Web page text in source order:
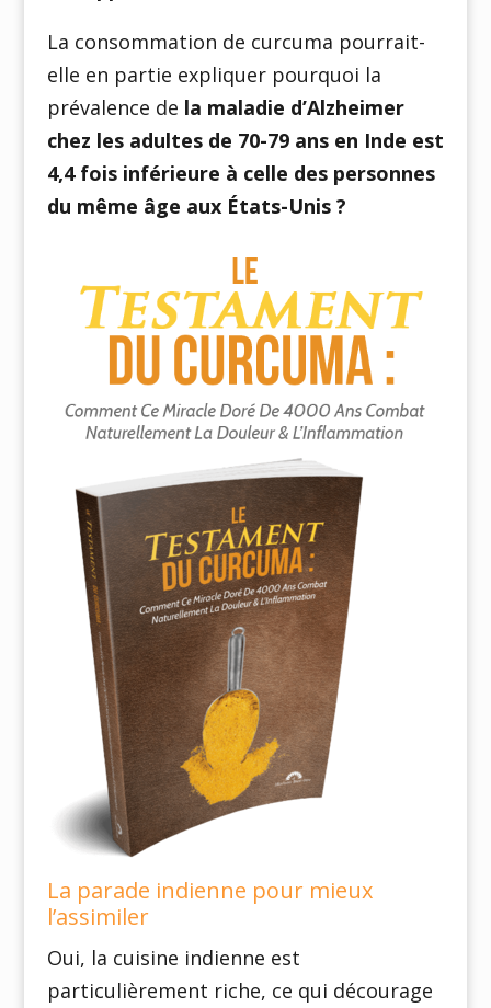
La consommation de curcuma pourrait-
elle en partie expliquer pourquoi la
prévalence de la maladie d’Alzheimer
chez les adultes de 70-79 ans en Inde est
4,4 fois inférieure à celle des personnes
du même âge aux États-Unis ?
La parade indienne pour mieux
l’assimiler
Oui, la cuisine indienne est
particulièrement riche, ce qui décourage